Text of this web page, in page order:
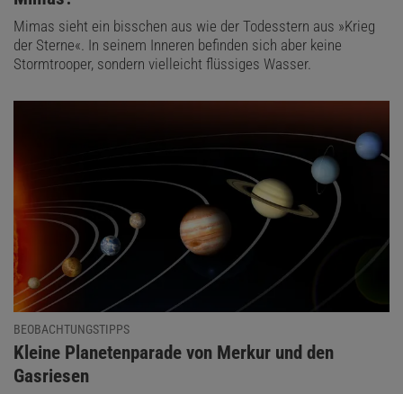
Mimas sieht ein bisschen aus wie der Todesstern aus »Krieg
der Sterne«. In seinem Inneren befinden sich aber keine
Stormtrooper, sondern vielleicht flüssiges Wasser.
BEOBACHTUNGSTIPPS
:Kleine Planetenparade von Merkur und den
Gasriesen